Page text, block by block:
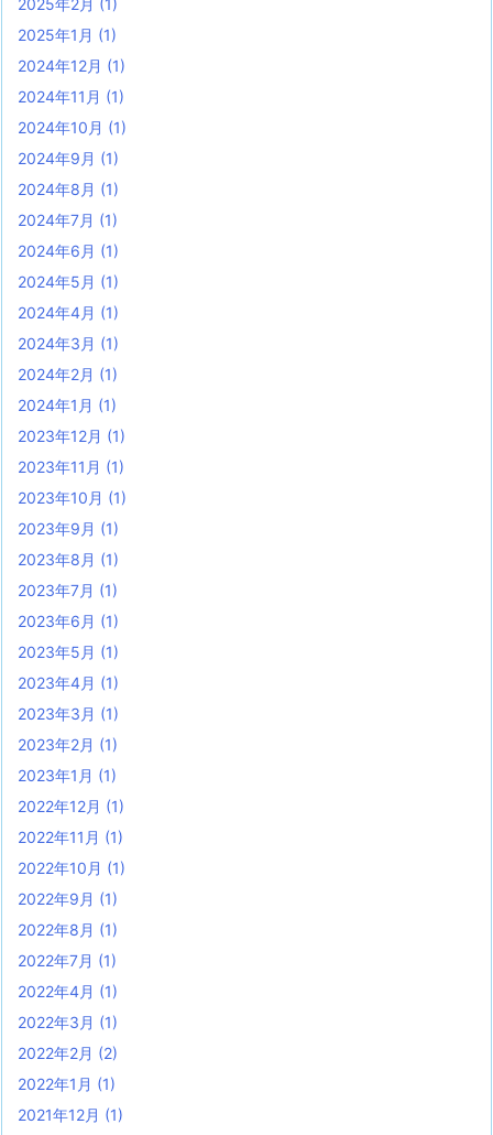
2025年2月 (1)
2025年1月 (1)
2024年12月 (1)
2024年11月 (1)
2024年10月 (1)
2024年9月 (1)
2024年8月 (1)
2024年7月 (1)
2024年6月 (1)
2024年5月 (1)
2024年4月 (1)
2024年3月 (1)
2024年2月 (1)
2024年1月 (1)
2023年12月 (1)
2023年11月 (1)
2023年10月 (1)
2023年9月 (1)
2023年8月 (1)
2023年7月 (1)
2023年6月 (1)
2023年5月 (1)
2023年4月 (1)
2023年3月 (1)
2023年2月 (1)
2023年1月 (1)
2022年12月 (1)
2022年11月 (1)
2022年10月 (1)
2022年9月 (1)
2022年8月 (1)
2022年7月 (1)
2022年4月 (1)
2022年3月 (1)
2022年2月 (2)
2022年1月 (1)
2021年12月 (1)